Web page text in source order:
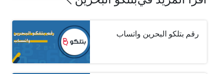
رقم بتلكو البحرين واتساب